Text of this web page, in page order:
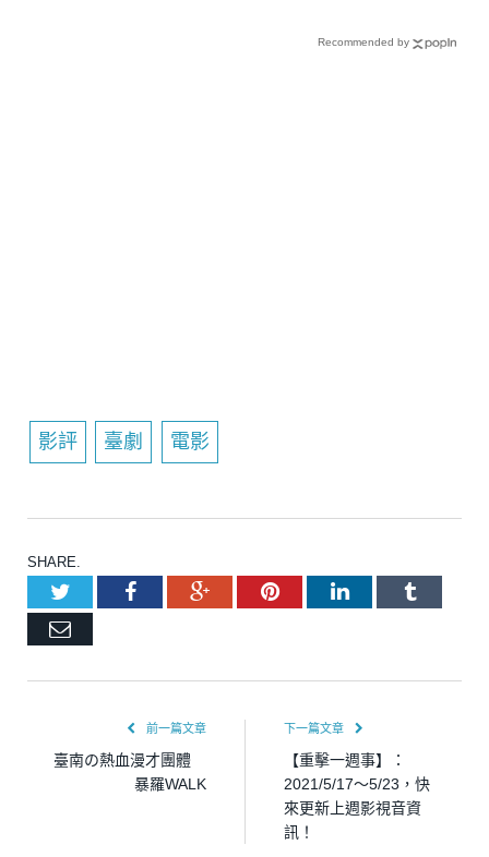
Recommended by
影評 臺劇 電影
SHARE.
TwitterFacebookGoogle+PinterestLinkedInTumblr
Email
前一篇文章
臺南の熱血漫才團體
暴羅WALK
下一篇文章
【重擊一週事】：
2021/5/17～5/23，快
來更新上週影視音資
訊！